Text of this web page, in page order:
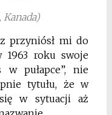
przyniósł mi do
1963 roku swoje
w pułapce”, nie
tytułu, że w
w sytuacji aż